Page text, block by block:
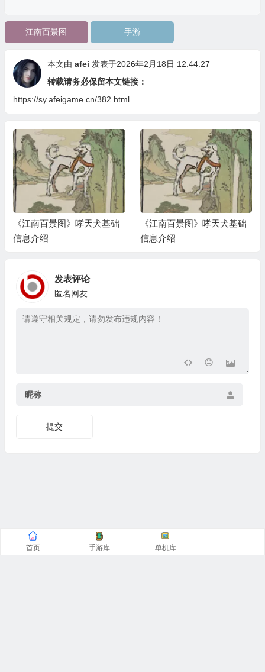
江南百景图 手游
本文由 afei 发表于2026年2月18日 12:44:27
转载请务必保留本文链接：
https://sy.afeigame.cn/382.html
《江南百景图》哮天犬基础
信息介绍
《江南百景图》哮天犬基础
信息介绍
发表评论
匿名网友
昵称
提交
首页 手游库 单机库